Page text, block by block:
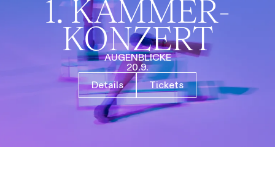
Führungen Jobs Kontakt
1. KAMMER­
KONZERT
AUGENBLICKE
20.9.
Details
Tickets